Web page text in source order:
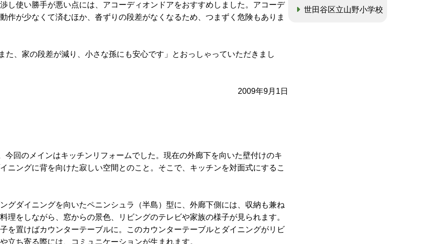
世田谷区立山野小学校
し使い勝手が悪い点には、アコーディオンドアをおすすめしました。アコーデ
作が少なくて済むほか、沓ずりの段差がなくなるため、つまずく危険もありま
、家の段差が減り、小さな孫にも安心です」とおっしゃっていただきまし
2009年9月1日
回のメインはキッチンリフォームでした。現在の外廊下を向いた壁付けのキ
ニングに背を向けた寂しい空間とのこと。そこで、キッチンを対面式にするこ
グダイニングを向いたペニンシュラ（半島）型に、外廊下側には、収納も兼ね
理をしながら、窓からの景色、リビングのテレビや家族の様子が見られます。
を置けばカウンターテーブルに。このカウンターテーブルとダイニングがリビ
立ち寄る際には、コミュニケーションが生まれます。